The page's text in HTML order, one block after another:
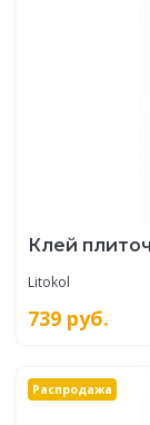
Клей
Litokol
739 руб.
Распродажа